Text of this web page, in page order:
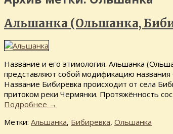
Альшанка (Ольшанка,
Название и его этимология. Альшанка
представляют собой модификацию
Название Бибиревка происходит от села
притоком реки Чермянки. Протяжённость
Подробнее →
Метки: Альшанка, Бибиревка, Ольшанка